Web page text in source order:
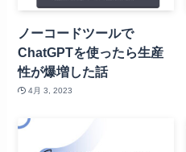
ノーコードツールで
ChatGPTを使ったら生産
性が爆増した話
4月 3, 2023